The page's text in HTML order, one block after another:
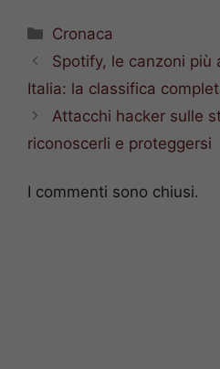
Categorie
Cronaca
Spotify, le canzoni più
Italia: la classifica
Attacchi hacker sulle
riconoscerli e proteggersi
I commenti sono chiusi.